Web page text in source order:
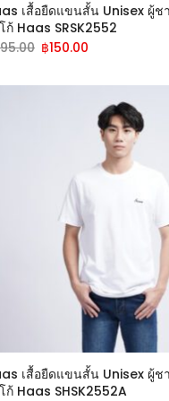
เสื้อยืดแขนสั้น Unisex ผู้ช
ก้ Haas SRSK2552
฿150.00
เสื้อยืดแขนสั้น Unisex ผู้ช
ก้ Haas SHSK2552A